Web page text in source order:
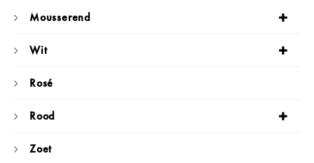
Mousserend
Wit
Rosé
Rood
Zoet